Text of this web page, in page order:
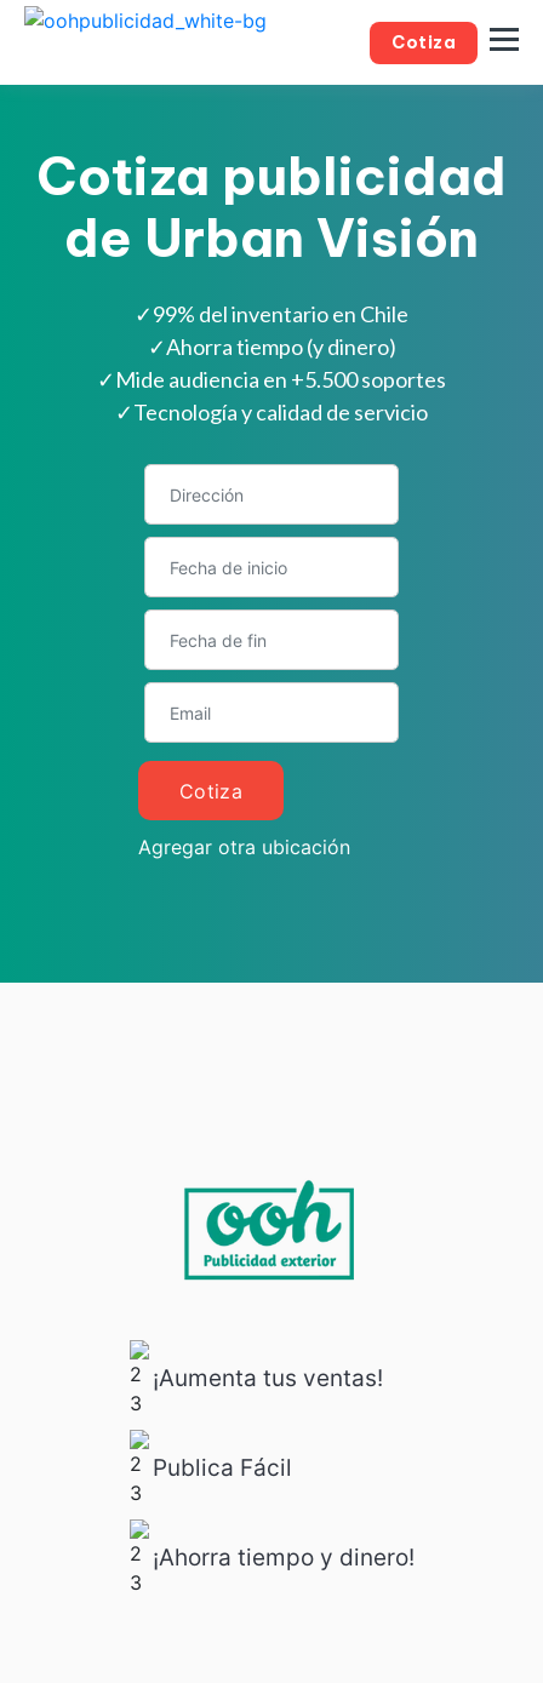
Cotiza
Cotiza publicidad
de Urban Visión
✓99% del inventario en Chile
✓Ahorra tiempo (y dinero)
✓ Mide audiencia en +5.500 soportes
✓Tecnología y calidad de servicio
Cotiza
Agregar otra ubicación
¡Aumenta tus ventas!
Publica Fácil
¡Ahorra tiempo y dinero!